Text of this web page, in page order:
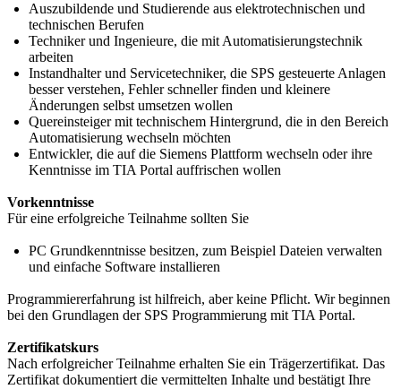
Auszubildende und Studierende aus elektrotechnischen und
technischen Berufen
Techniker und Ingenieure, die mit Automatisierungstechnik
arbeiten
Instandhalter und Servicetechniker, die SPS gesteuerte Anlagen
besser verstehen, Fehler schneller finden und kleinere
Änderungen selbst umsetzen wollen
Quereinsteiger mit technischem Hintergrund, die in den Bereich
Automatisierung wechseln möchten
Entwickler, die auf die Siemens Plattform wechseln oder ihre
Kenntnisse im TIA Portal auffrischen wollen
Vorkenntnisse
Für eine erfolgreiche Teilnahme sollten Sie
PC Grundkenntnisse besitzen, zum Beispiel Dateien verwalten
und einfache Software installieren
Programmiererfahrung ist hilfreich, aber keine Pflicht. Wir beginnen
bei den Grundlagen der SPS Programmierung mit TIA Portal.
Zertifikatskurs
Nach erfolgreicher Teilnahme erhalten Sie ein Trägerzertifikat. Das
Zertifikat dokumentiert die vermittelten Inhalte und bestätigt Ihre